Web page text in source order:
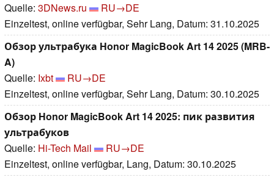
Quelle: 3DNews.ru
RU→DE
Einzeltest, online verfügbar, Sehr Lang, Datum: 31.10.2025
Обзор ультрабука Honor MagicBook Art 14 2025 (MRB-
A)
Quelle: Ixbt
RU→DE
Einzeltest, online verfügbar, Sehr Lang, Datum: 30.10.2025
Обзор Honor MagicBook Art 14 2025: пик развития
ультрабуков
Quelle: Hi-Tech Mail
RU→DE
Einzeltest, online verfügbar, Lang, Datum: 30.10.2025